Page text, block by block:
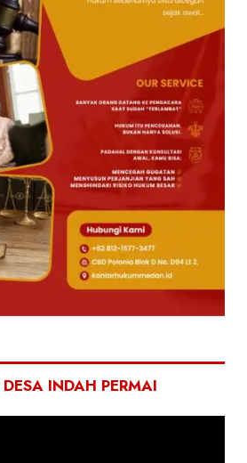
INDAH PERMAI